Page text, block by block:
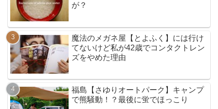
が？
魔法のメガネ屋【とよふく】には行け
てないけど私が42歳でコンタクトレン
ズをやめた理由
福島【さゆりオートパーク】キャンプ
で熊騒動！？最後に蛍でほっこり